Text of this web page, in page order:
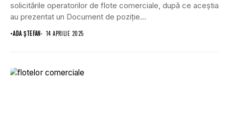
solicitările operatorilor de flote comerciale, după ce aceștia
au prezentat un Document de poziție...
•ADA ȘTEFAN 14 APRILIE 2025